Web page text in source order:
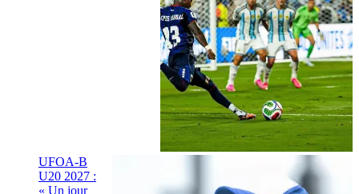
UFOA-B
U20 2027 :
« Un jour